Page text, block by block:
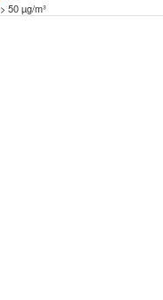
> 50 µg/m³